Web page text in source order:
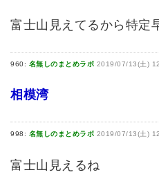
富士山見えてるから特定
960: 名無しのまとめラボ 2019/07/13(土)
相模湾
998: 名無しのまとめラボ 2019/07/13(土)
富士山見えるね